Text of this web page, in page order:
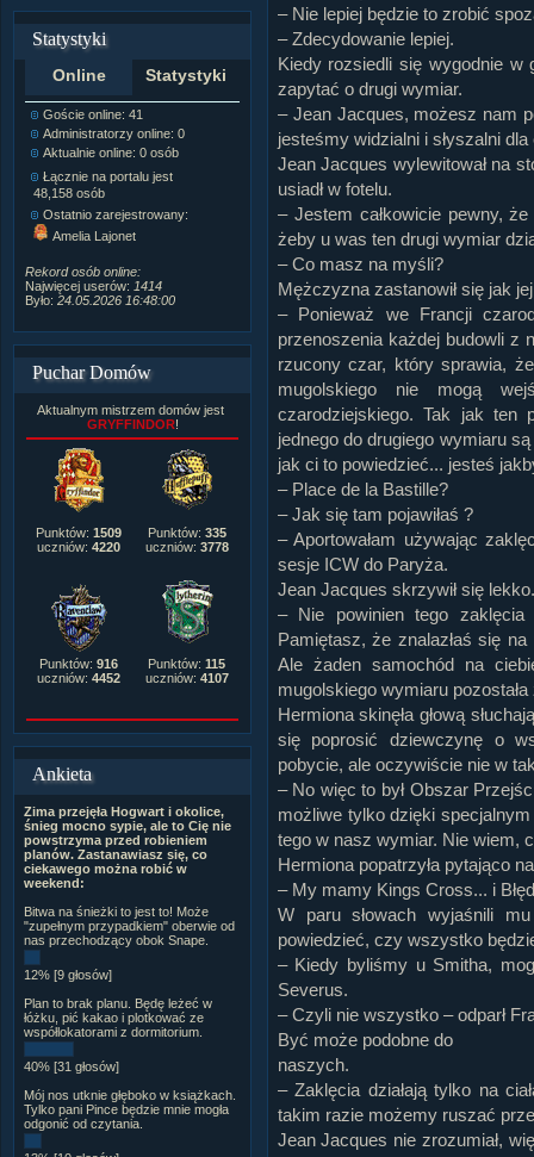
Statystyki
Online Statystyki
Goście online: 41
Administratorzy online: 0
Aktualnie online: 0 osób
Łącznie na portalu jest
48,158 osób
Ostatnio zarejestrowany:
Amelia Lajonet
Rekord osób online:
Najwięcej userów: 1414
Było: 24.05.2026 16:48:00
Napisanych artykułów:1,087
Dodanych newsów:10,564
Zdjęć w galerii: 21,490
Tematów na forum:3,921
Postów na forum:319,637
Komentarzy do materiałów:
222,019
Rozdanych pochwał:3,327
Wlepionych ostrzeżeń:4,170
Puchar Domów
Aktualnym mistrzem domów jest
GRYFFINDOR!
Punktów: 1509
uczniów: 4220
Punktów: 335
uczniów: 3778
Punktów: 916
uczniów: 4452
Punktów: 115
uczniów: 4107
Ankieta
Zima przejęła Hogwart i okolice,
śnieg mocno sypie, ale to Cię nie
powstrzyma przed robieniem
planów. Zastanawiasz się, co
ciekawego można robić w
weekend:
Bitwa na śnieżki to jest to! Może
"zupełnym przypadkiem" oberwie od
nas przechodzący obok Snape.
12% [9 głosów]
Plan to brak planu. Będę leżeć w
łóżku, pić kakao i plotkować ze
współlokatorami z dormitorium.
40% [31 głosów]
Mój nos utknie głęboko w książkach.
Tylko pani Pince będzie mnie mogła
odgonić od czytania.
– Nie lepiej będzie to zrobić
– Zdecydowanie lepiej.
Kiedy rozsiedli się wygodnie w
zapytać o drugi wymiar.
– Jean Jacques, możesz nam
jesteśmy widzialni i słyszalni
Jean Jacques wylewitował na
usiadł w fotelu.
– Jestem całkowicie pewny,
żeby u was ten drugi wymiar
– Co masz na myśli?
Mężczyzna zastanowił się jak
– Ponieważ we Francji
przenoszenia każdej budowli z
rzucony czar, który sprawia,
mugolskiego nie mogą
czarodziejskiego. Tak jak ten
jednego do drugiego wymiaru
jak ci to powiedzieć... jesteś
– Place de la Bastille?
– Jak się tam pojawiłaś ?
– Aportowałam używając
sesje ICW do Paryża.
Jean Jacques skrzywił się lekko.
– Nie powinien tego zaklęcia
Pamiętasz, że znalazłaś się
Ale żaden samochód na
mugolskiego wymiaru
Hermiona skinęła głową
się poprosić dziewczynę o
pobycie, ale oczywiście nie w
– No więc to był Obszar
możliwe tylko dzięki
tego w nasz wymiar. Nie wiem,
Hermiona popatrzyła pytająco
– My mamy Kings Cross... i
W paru słowach wyjaśnili
powiedzieć, czy wszystko
– Kiedy byliśmy u Smitha,
Severus.
– Czyli nie wszystko – odparł
Być może podobne do
naszych.
– Zaklęcia działają tylko na
takim razie możemy ruszać
Jean Jacques nie zrozumiał,